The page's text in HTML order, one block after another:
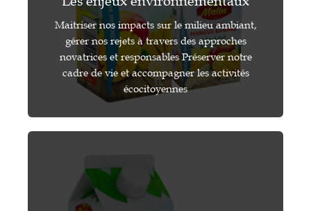
Maitriser nos impacts sur le milieu ambiant,
gérer nos rejets à travers des approches
novatrices et responsables Préserver notre
cadre de vie et accompagner les activités
écocitoyennes